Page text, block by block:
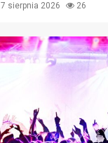
7 sierpnia 2026 26